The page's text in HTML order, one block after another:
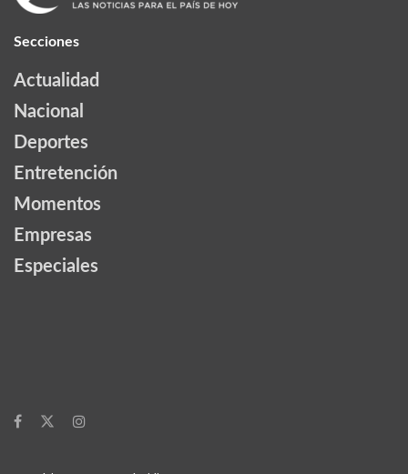
Secciones
Actualidad
Nacional
Deportes
Entretención
Momentos
Empresas
Especiales